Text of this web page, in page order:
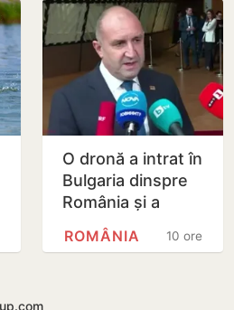
O dronă a intrat în
Bulgaria dinspre
România și a
explodat în
apropierea unui10 ore
ROMÂNIA